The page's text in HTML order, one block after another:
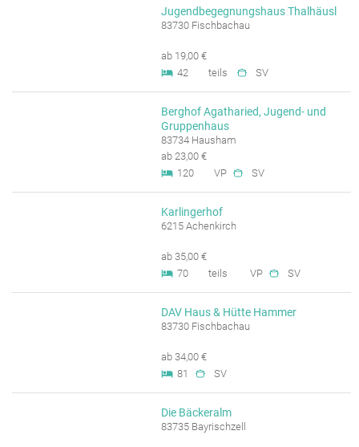
Jugendbegegnungshaus Thalhäusl
83730 Fischbachau
ab 19,00 €
42
teils SV
Berghof Agatharied, Jugend- und
Gruppenhaus
83734 Hausham
ab 23,00 €
120
VP SV
Karlingerhof
6215 Achenkirch
ab 35,00 €
70
teils VP SV
DAV Haus & Hütte Hammer
83730 Fischbachau
ab 34,00 €
81
SV
Die Bäckeralm
83735 Bayrischzell